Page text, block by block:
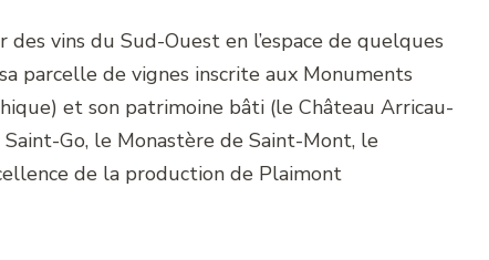
vins du Sud-Ouest en l’espace de quelques
parcelle de vignes inscrite aux Monuments
et son patrimoine bâti (le Château Arricau-
Go, le Monastère de Saint-Mont, le
de la production de Plaimont